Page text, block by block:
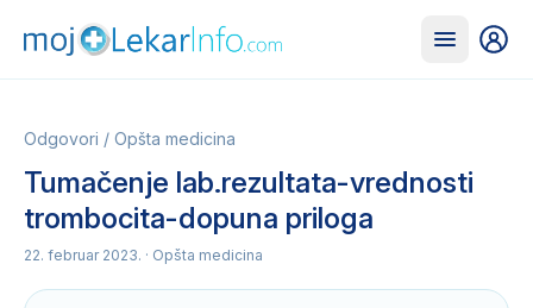
Odgovori / Opšta medicina
Tumačenje lab.rezultata-vrednosti
trombocita-dopuna priloga
22. februar 2023. · Opšta medicina